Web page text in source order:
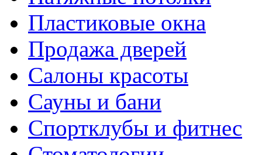
Пластиковые окна
Продажа дверей
Салоны красоты
Сауны и бани
Спортклубы и фитнес